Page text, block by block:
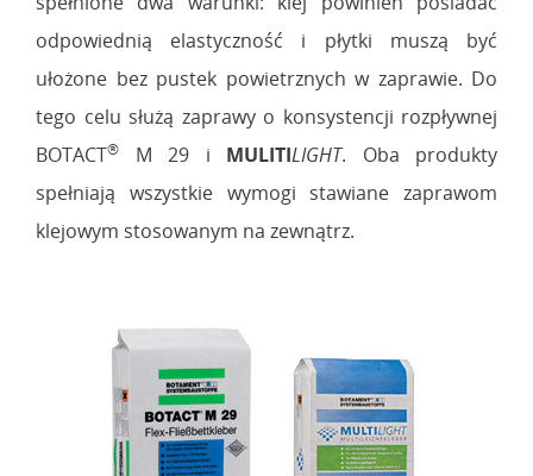
odpowiednią elastyczność i płytki muszą być
ułożone bez pustek powietrznych w zaprawie. Do
tego celu służą zaprawy o konsystencji rozpływnej
BOTACT® M 29 i MULITILIGHT. Oba produkty
spełniają wszystkie wymogi stawiane zaprawom
klejowym stosowanym na zewnątrz.